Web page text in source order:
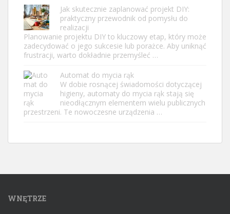
Jak skutecznie zaplanować projekt DIY:
praktyczny przewodnik od pomysłu do
realizacji
Planowanie projektu DIY to kluczowy etap, który może
zadecydować o jego sukcesie lub porażce. Aby uniknąć
frustracji, warto dokładnie przemyśleć …
Automat do mycia rąk
W dobie rosnącej świadomości dotyczącej
higieny, automaty do mycia rąk stają się
nieodłącznym elementem wielu publicznych
przestrzeni. Te nowoczesne urządzenia …
WNĘTRZE